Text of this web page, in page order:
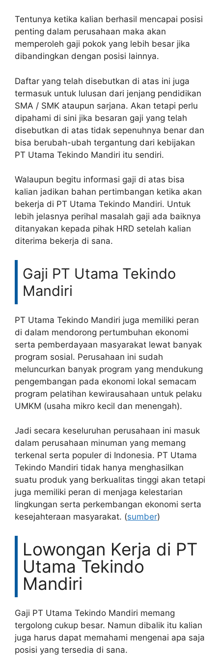
Tentunya ketika kalian berhasil mencapai posisi
penting dalam perusahaan maka akan
memperoleh gaji pokok yang lebih besar jika
dibandingkan dengan posisi lainnya.
Daftar yang telah disebutkan di atas ini juga
termasuk untuk lulusan dari jenjang pendidikan
SMA / SMK ataupun sarjana. Akan tetapi perlu
dipahami di sini jika besaran gaji yang telah
disebutkan di atas tidak sepenuhnya benar dan
bisa berubah-ubah tergantung dari kebijakan
PT Utama Tekindo Mandiri itu sendiri.
Walaupun begitu informasi gaji di atas bisa
kalian jadikan bahan pertimbangan ketika akan
bekerja di PT Utama Tekindo Mandiri. Untuk
lebih jelasnya perihal masalah gaji ada baiknya
ditanyakan kepada pihak HRD setelah kalian
diterima bekerja di sana.
Gaji PT Utama Tekindo
Mandiri
PT Utama Tekindo Mandiri juga memiliki peran
di dalam mendorong pertumbuhan ekonomi
serta pemberdayaan masyarakat lewat banyak
program sosial. Perusahaan ini sudah
meluncurkan banyak program yang mendukung
pengembangan pada ekonomi lokal semacam
program pelatihan kewirausahaan untuk pelaku
UMKM (usaha mikro kecil dan menengah).
Jadi secara keseluruhan perusahaan ini masuk
dalam perusahaan minuman yang memang
terkenal serta populer di Indonesia. PT Utama
Tekindo Mandiri tidak hanya menghasilkan
suatu produk yang berkualitas tinggi akan tetapi
juga memiliki peran di menjaga kelestarian
lingkungan serta perkembangan ekonomi serta
kesejahteraan masyarakat. (sumber)
Lowongan Kerja di PT
Utama Tekindo
Mandiri
Gaji PT Utama Tekindo Mandiri memang
tergolong cukup besar. Namun dibalik itu kalian
juga harus dapat memahami mengenai apa saja
posisi yang tersedia di sana.